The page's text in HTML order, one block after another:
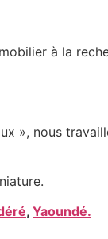
à la
», nous
, Yaoundé.